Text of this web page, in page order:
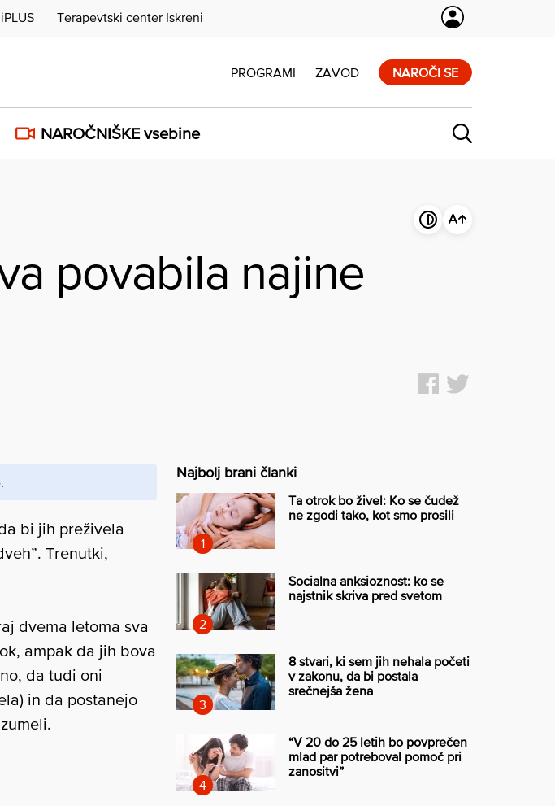
NAROČNIŠKE vsebine
PROGRAMI ZAVOD NAROČI SE
Terapevtski center Iskreni
povabila najine
bi jih preživela
Trenutki,
dvema letoma sva
ampak da jih bova
da tudi oni
in da postanejo
Najbolj brani članki
Ta otrok bo živel: Ko se čudež
ne zgodi tako, kot smo prosili
Socialna anksioznost: ko se
najstnik skriva pred svetom
8 stvari, ki sem jih nehala početi
v zakonu, da bi postala
srečnejša žena
“V 20 do 25 letih bo povprečen
mlad par potreboval pomoč pri
zanositvi”